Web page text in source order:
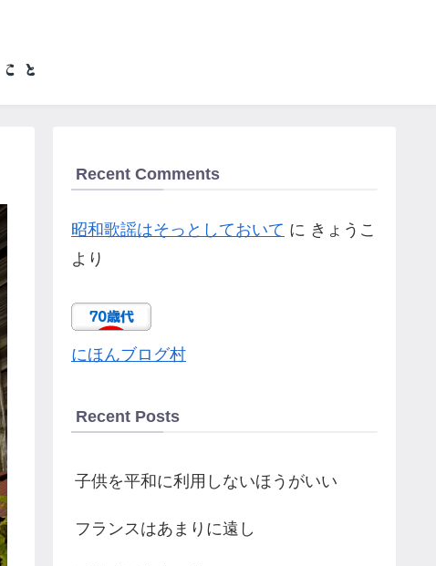
Recent Comments
昭和歌謡はそっとしておいて に きょうこ
より
にほんブログ村
Recent Posts
子供を平和に利用しないほうがいい
フランスはあまりに遠し